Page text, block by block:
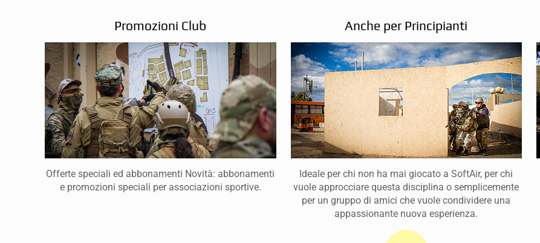
Promozioni Club
Offerte speciali ed abbonamenti Novità: abbonamenti
e promozioni speciali per associazioni sportive.
Anche per Principianti
Ideale per chi non ha mai giocato a SoftAir, per chi
vuole approcciare questa disciplina o semplicemente
per un gruppo di amici che vuole condividere una
appassionante nuova esperienza.